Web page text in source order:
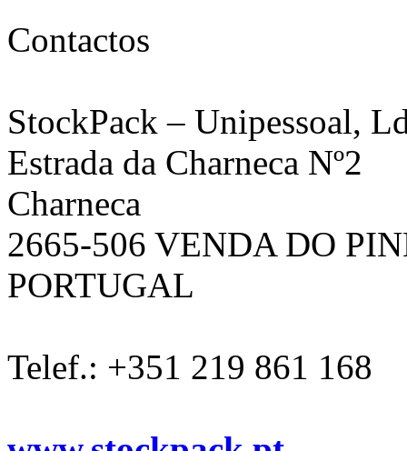
Contactos
StockPack – Unipessoal,
Estrada da Charneca Nº2
Charneca
2665-506 VENDA DO
PORTUGAL
Telef.: +351 219 861 168